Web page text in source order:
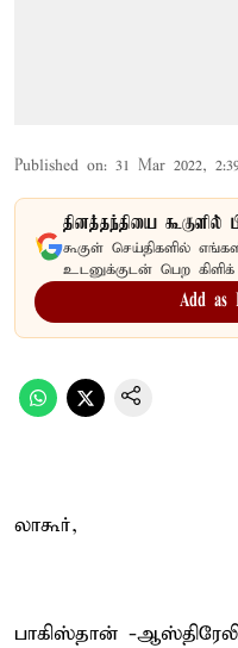
Published on: 31 Mar 2022,
தினத்தந்தியை கூகுளில்
கூகுள் செய்திகளில்
உடனுக்குடன் பெற
Add as
லாகூர்,
பாகிஸ்தான் -